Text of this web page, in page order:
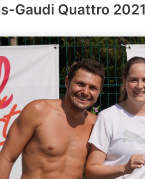
Gaudi Quattro 2021